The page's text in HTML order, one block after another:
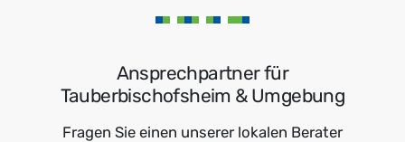
Ansprechpartner für
Tauberbischofsheim & Umgebung
Fragen Sie einen unserer lokalen Berater